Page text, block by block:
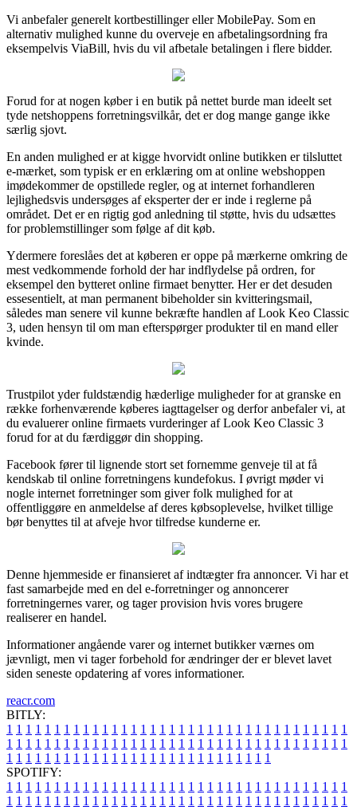
Vi anbefaler generelt kortbestillinger eller MobilePay. Som en
alternativ mulighed kunne du overveje en afbetalingsordning fra
eksempelvis ViaBill, hvis du vil afbetale betalingen i flere bidder.
Forud for at nogen køber i en butik på nettet burde man ideelt set
tyde netshoppens forretningsvilkår, det er dog mange gange ikke
særlig sjovt.
En anden mulighed er at kigge hvorvidt online butikken er tilsluttet
e-mærket, som typisk er en erklæring om at online webshoppen
imødekommer de opstillede regler, og at internet forhandleren
lejlighedsvis undersøges af eksperter der er inde i reglerne på
området. Det er en rigtig god anledning til støtte, hvis du udsættes
for problemstillinger som følge af dit køb.
Ydermere foreslåes det at køberen er oppe på mærkerne omkring de
mest vedkommende forhold der har indflydelse på ordren, for
eksempel den bytteret online firmaet benytter. Her er det desuden
essesentielt, at man permanent bibeholder sin kvitteringsmail,
således man senere vil kunne bekræfte handlen af Look Keo Classic
3, uden hensyn til om man efterspørger produkter til en mand eller
kvinde.
Trustpilot yder fuldstændig hæderlige muligheder for at granske en
række forhenværende køberes iagttagelser og derfor anbefaler vi, at
du evaluerer online firmaets vurderinger af Look Keo Classic 3
forud for at du færdiggør din shopping.
Facebook fører til lignende stort set fornemme genveje til at få
kendskab til online forretningens kundefokus. I øvrigt møder vi
nogle internet forretninger som giver folk mulighed for at
offentliggøre en anmeldelse af deres købsoplevelse, hvilket tillige
bør benyttes til at afveje hvor tilfredse kunderne er.
Denne hjemmeside er finansieret af indtægter fra annoncer. Vi har et
fast samarbejde med en del e-forretninger og annoncerer
forretningernes varer, og tager provision hvis vores brugere
realiserer en handel.
Informationer angående varer og internet butikker værnes om
jævnligt, men vi tager forbehold for ændringer der er blevet lavet
siden seneste opdatering af vores informationer.
reacr.com
BITLY:
1 1 1 1 1 1 1 1 1 1 1 1 1 1 1 1 1 1 1 1 1 1 1 1 1 1 1 1 1 1 1 1 1 1 1 1
1 1 1 1 1 1 1 1 1 1 1 1 1 1 1 1 1 1 1 1 1 1 1 1 1 1 1 1 1 1 1 1 1 1 1 1
1 1 1 1 1 1 1 1 1 1 1 1 1 1 1 1 1 1 1 1 1 1 1 1 1 1 1 1
SPOTIFY:
1 1 1 1 1 1 1 1 1 1 1 1 1 1 1 1 1 1 1 1 1 1 1 1 1 1 1 1 1 1 1 1 1 1 1 1
1 1 1 1 1 1 1 1 1 1 1 1 1 1 1 1 1 1 1 1 1 1 1 1 1 1 1 1 1 1 1 1 1 1 1 1